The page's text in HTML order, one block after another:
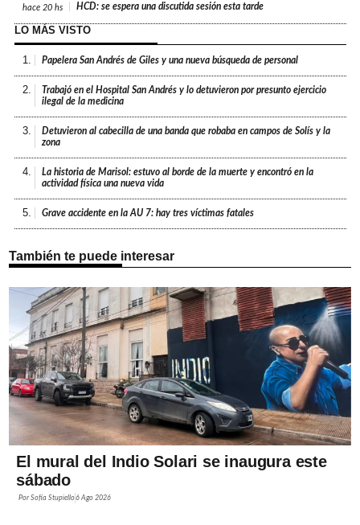
hace 20 hs HCD: se espera una discutida sesión esta tarde
LO MÁS VISTO
1. Papelera San Andrés de Giles y una nueva búsqueda de personal
2.
Trabajó en el Hospital San Andrés y lo detuvieron por presunto ejercicio
ilegal de la medicina
3.
Detuvieron al cabecilla de una banda que robaba en campos de Solís y la
zona
4.
La historia de Marisol: estuvo al borde de la muerte y encontró en la
actividad física una nueva vida
5. Grave accidente en la AU 7: hay tres víctimas fatales
También te puede interesar
El mural del Indio Solari se inaugura este
sábado
PorSofía Stupiello6 Ago 2026